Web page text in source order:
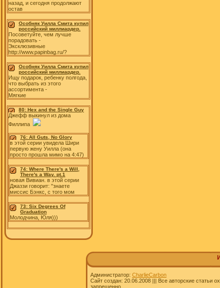
назад, и сегодня продолжают
остав
Особняк Уилла Смита купил
российский миллиардер.
Посоветуйте, чем лучше
порадовать -
Эксклюзивные
http://www.papinbag.ru/?
Особняк Уилла Смита купил
российский миллиардер.
Ищу подарок, ребенку полгода,
что выбрать из этого
ассортимента -
Мягкие
80: Hex and the Single Guy
Джефф выкинул из дома
Филлипа
76: All Guts, No Glory
в этой серии увидела Шири
первую жену Уилла (она
просто прошла мимо на 4:47)
74: Where There's a Will,
There's a Way. pt.1
новая Вивиан. в этой серии
Джаззи говорит: "знаете
миссис Бэнкс, с того мом
73: Six Degrees Of
Graduation
Молодчина, Юля)))
Администратор: CharlieCarbon
Сайт создан: 20.06.2008 ||| Все авторские статьи
запрещенно.